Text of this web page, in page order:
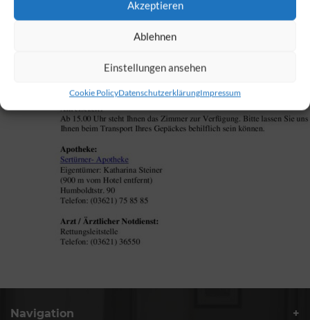
Akzeptieren
Ablehnen
Einstellungen ansehen
Cookie PolicyDatenschutzerklärungImpressum
Navigation